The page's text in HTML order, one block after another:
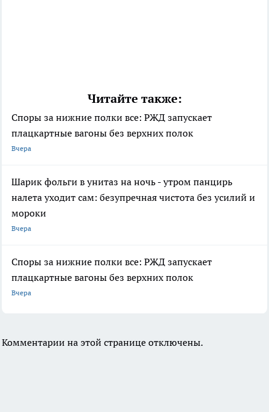
Читайте также:
Споры за нижние полки все: РЖД запускает
плацкартные вагоны без верхних полок
Вчера
Шарик фольги в унитаз на ночь - утром панцирь
налета уходит сам: безупречная чистота без усилий и
мороки
Вчера
Споры за нижние полки все: РЖД запускает
плацкартные вагоны без верхних полок
Вчера
Комментарии на этой странице отключены.